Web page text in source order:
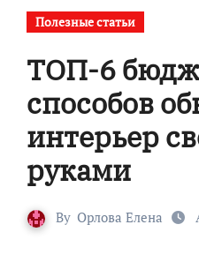
Полезные статьи
ТОП-6
способов
интерьер
руками
By Орлова Елена